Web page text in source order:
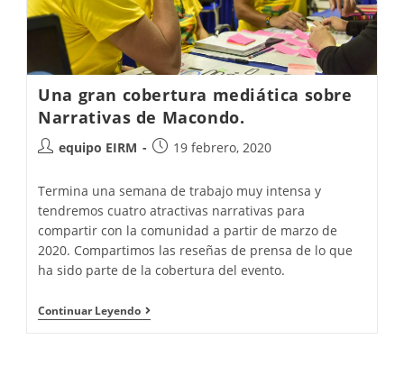
Una gran cobertura mediática sobre
Narrativas de Macondo.
equipo EIRM 19 febrero, 2020
Termina una semana de trabajo muy intensa y
tendremos cuatro atractivas narrativas para
compartir con la comunidad a partir de marzo de
2020. Compartimos las reseñas de prensa de lo que
ha sido parte de la cobertura del evento.
Continuar Leyendo